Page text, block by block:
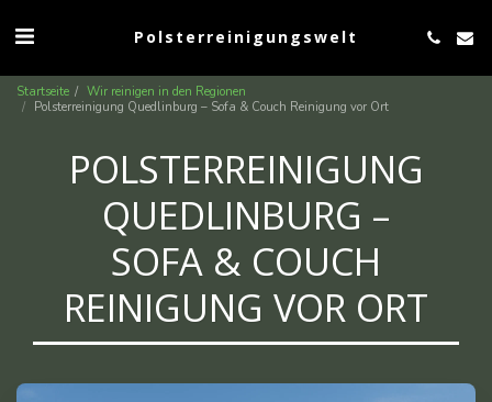
Polsterreinigungswelt
Startseite
Wir reinigen in den Regionen
Polsterreinigung Quedlinburg – Sofa & Couch Reinigung vor Ort
POLSTERREINIGUNG
QUEDLINBURG –
SOFA & COUCH
REINIGUNG VOR ORT